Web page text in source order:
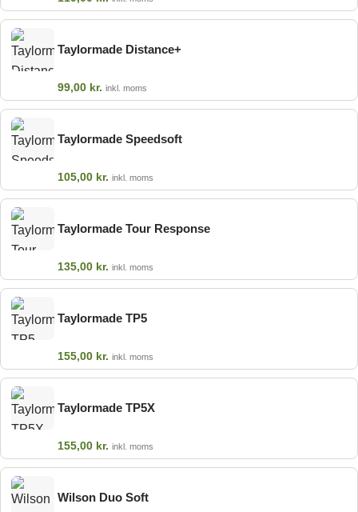
Taylormade Distance+
99,00 kr. inkl. moms
Taylormade Speedsoft
105,00 kr. inkl. moms
Taylormade Tour Response
135,00 kr. inkl. moms
Taylormade TP5
155,00 kr. inkl. moms
Taylormade TP5X
155,00 kr. inkl. moms
Wilson Duo Soft